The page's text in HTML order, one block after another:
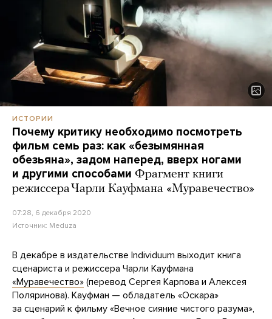
ИСТОРИИ
Почему критику необходимо посмотреть
фильм семь раз: как «безымянная
обезьяна», задом наперед, вверх ногами
и другими способами Фрагмент книги
режиссера Чарли Кауфмана «Муравечество»
07:28, 6 декабря 2020
Источник: Meduza
В декабре в издательстве Individuum выходит книга
сценариста и режиссера Чарли Кауфмана
«Муравечество» (перевод Сергея Карпова и Алексея
Поляринова). Кауфман — обладатель «Оскара»
за сценарий к фильму «Вечное сияние чистого разума»,